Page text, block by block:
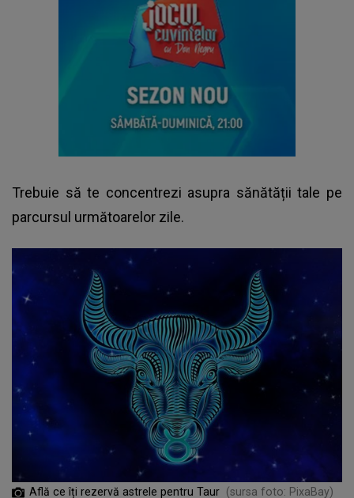
Trebuie să te concentrezi asupra sănătății tale pe
parcursul următoarelor zile.
Află ce îți rezervă astrele pentru Taur (sursa foto: PixaBay)